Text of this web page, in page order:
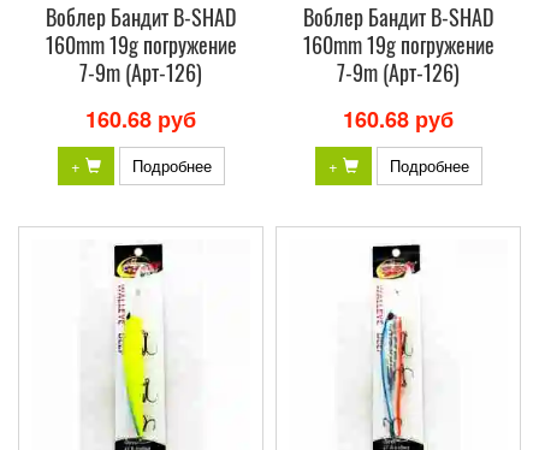
Воблер Бандит B-SHAD
160mm 19g погружение
7-9m (Арт-126)
160.68 руб
+ Подробнее
Воблер Бандит B-SHAD
160mm 19g погружение
7-9m (Арт-126)
160.68 руб
+ Подробнее